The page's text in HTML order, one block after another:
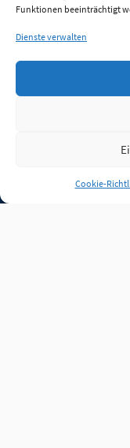
Funktionen beeinträchtigt
Dienste verwalten
Cookie-
Jobs